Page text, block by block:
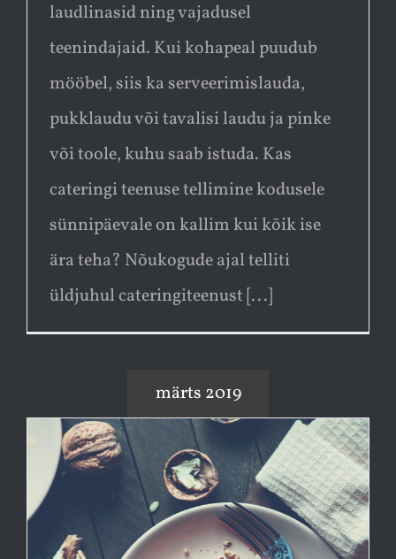
laudlinasid ning vajadusel
teenindajaid. Kui kohapeal puudub
mööbel, siis ka serveerimislauda,
pukklaudu või tavalisi laudu ja pinke
või toole, kuhu saab istuda. Kas
cateringi teenuse tellimine kodusele
sünnipäevale on kallim kui kõik ise
ära teha? Nõukogude ajal telliti
üldjuhul cateringiteenust [...]
märts 2019